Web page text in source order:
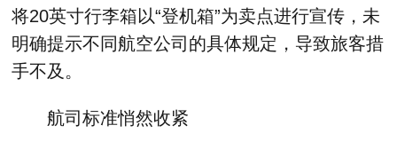
将20英寸行李箱以“登机箱”为卖点进行宣传，未
明确提示不同航空公司的具体规定，导致旅客措
手不及。
航司标准悄然收紧